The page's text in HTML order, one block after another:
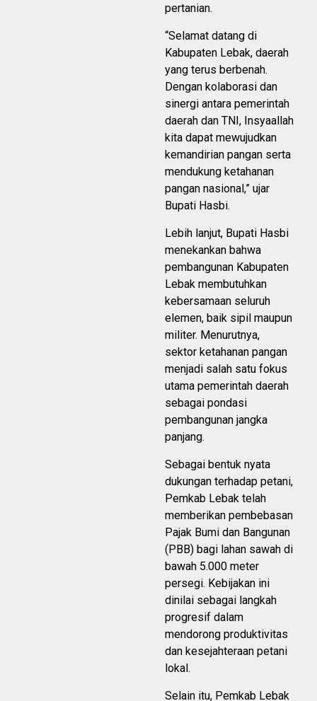
pertanian.
“Selamat datang di
Kabupaten Lebak, daerah
yang terus berbenah.
Dengan kolaborasi dan
sinergi antara pemerintah
daerah dan TNI, Insyaallah
kita dapat mewujudkan
kemandirian pangan serta
mendukung ketahanan
pangan nasional,” ujar
Bupati Hasbi.
Lebih lanjut, Bupati Hasbi
menekankan bahwa
pembangunan Kabupaten
Lebak membutuhkan
kebersamaan seluruh
elemen, baik sipil maupun
militer. Menurutnya,
sektor ketahanan pangan
menjadi salah satu fokus
utama pemerintah daerah
sebagai pondasi
pembangunan jangka
panjang.
Sebagai bentuk nyata
dukungan terhadap petani,
Pemkab Lebak telah
memberikan pembebasan
Pajak Bumi dan Bangunan
(PBB) bagi lahan sawah di
bawah 5.000 meter
persegi. Kebijakan ini
dinilai sebagai langkah
progresif dalam
mendorong produktivitas
dan kesejahteraan petani
lokal.
Selain itu, Pemkab Lebak